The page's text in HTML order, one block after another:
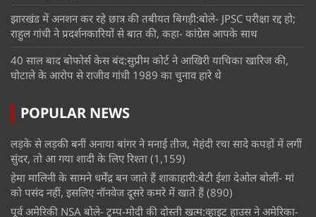
झारखंड में अनशन कर रहे छात्र की तबीयत बिगड़ी:बोले- JPSC परीक्षा रद्द हो;
राहुल गांधी ने प्रदर्शनकारियों से बात की, कहा- कांग्रेस आपके साथ
40 साल बाद बोफोर्स केस बंद:सुप्रीम कोर्ट ने आखिरी याचिका खारिज की,
घोटाले के आरोप से राजीव गांधी 1989 का चुनाव हारे थे
POPULAR NEWS
लड़के से लड़की बनीं अनाया बांगर ने मनाई तीज, मेहंदी रचा सादे कपड़ों में लगीं
सुंदर, तो आ गया शादी के लिए रिश्ता (1,159)
हेमा मालिनी के सामने धर्मेंद्र बन जाते हैं शाकाहारी:बेटी ईशा देओल बोलीं- मां
को पसंद नहीं, इसलिए नॉनवेज दूसरे कमरे में खाते हैं (890)
पूर्व अमेरिकी NSA बोले- ट्रम्प-मोदी की दोस्ती खत्म:व्हाइट हाउस ने अमेरिका-